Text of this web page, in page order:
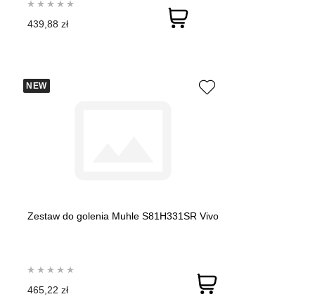
439,88 zł
NEW
Zestaw do golenia Muhle S81H331SR Vivo
465,22 zł